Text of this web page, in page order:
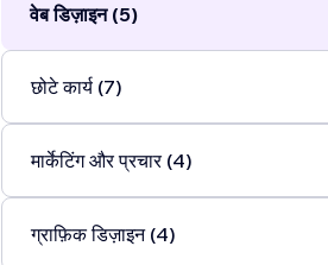
वेब डिज़ाइन (5)
छोटे कार्य (7)
मार्केटिंग और प्रचार (4)
ग्राफ़िक डिज़ाइन (4)